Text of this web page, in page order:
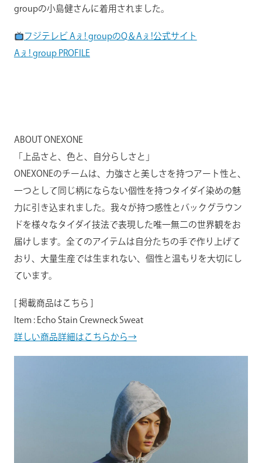
groupの小島健さんに着用されました。
フジテレビ Aぇ! groupのQ＆Aぇ!公式サイト
Aぇ! group PROFILE
ABOUT ONEXONE
「上品さと、色と、自分らしさと」
ONEXONEのチームは、力強さと美しさを持つアート性と、
一つとして同じ柄にならない個性を持つタイダイ染めの魅
力に引き込まれました。我々が持つ感性とバックグラウン
ドを様々なタイダイ技法で表現した唯一無二の世界観をお
届けします。全てのアイテムは自分たちの手で作り上げて
おり、大量生産では生まれない、個性と温もりを大切にし
ています。
[ 掲載商品はこちら ]
Item : Echo Stain Crewneck Sweat
詳しい商品詳細はこちらから→